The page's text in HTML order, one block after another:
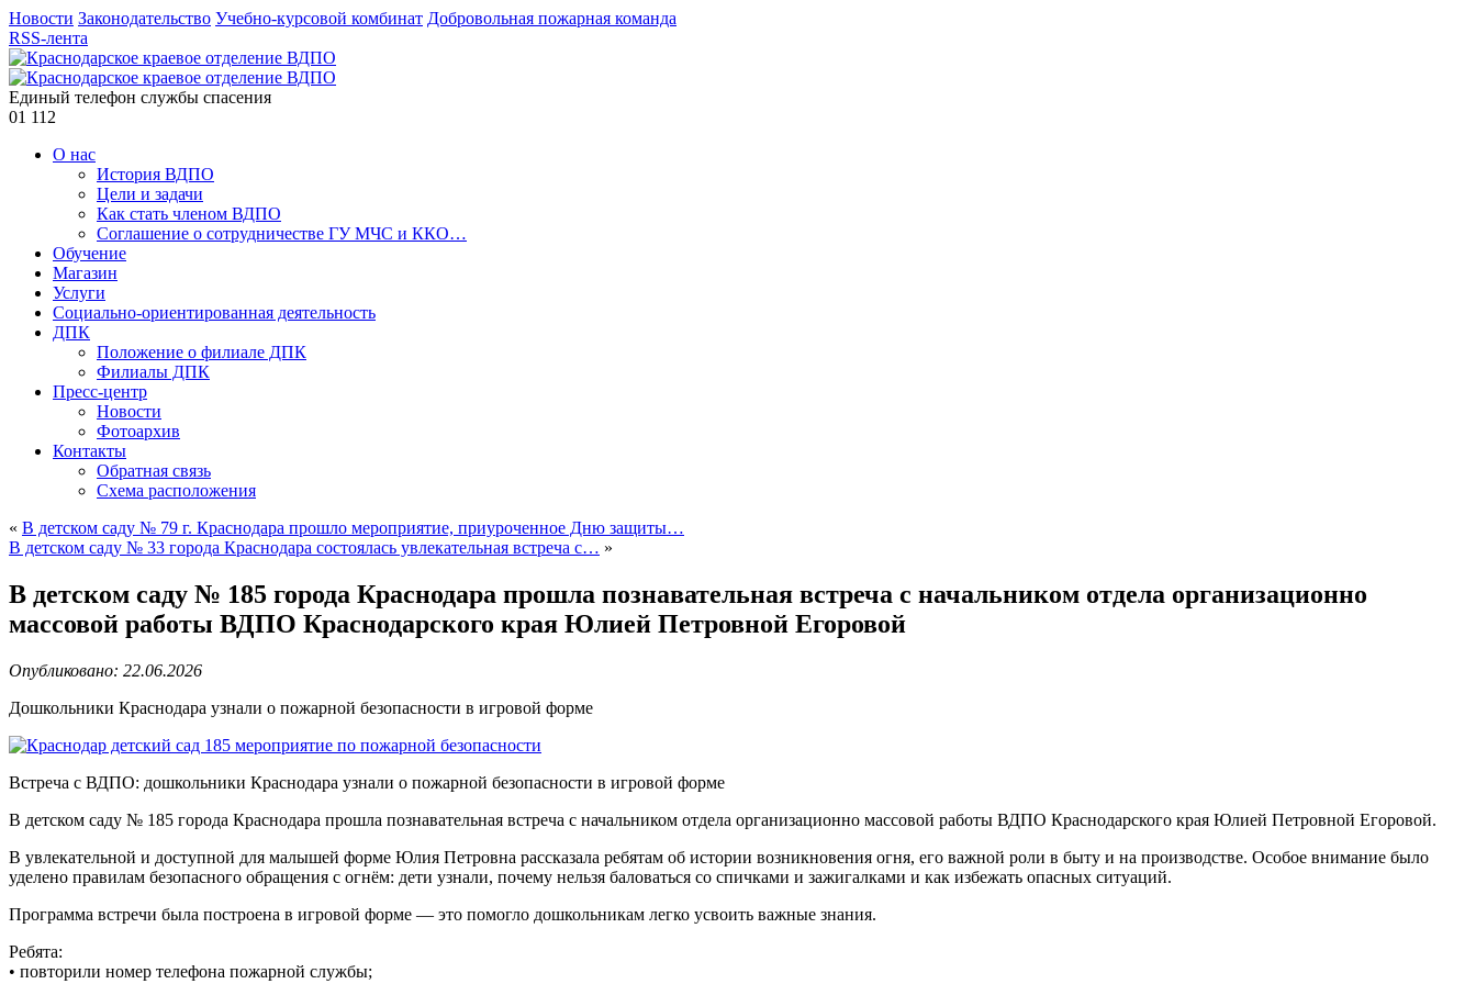
Новости Законодательство Учебно-курсовой комбинат Добровольная пожарная команда
RSS-лента
Единый телефон службы спасения
01 112
О нас
История ВДПО
Цели и задачи
Как стать членом ВДПО
Соглашение о сотрудничестве ГУ МЧС и ККО…
Обучение
Магазин
Услуги
Социально-ориентированная деятельность
ДПК
Положение о филиале ДПК
Филиалы ДПК
Пресс-центр
Новости
Фотоархив
Контакты
Обратная связь
Схема расположения
« В детском саду № 79 г. Краснодара прошло мероприятие, приуроченное Дню защиты…
В детском саду № 33 города Краснодара состоялась увлекательная встреча с… »
В детском саду № 185 города Краснодара прошла познавательная встреча с начальником отдела организационно
массовой работы ВДПО Краснодарского края Юлией Петровной Егоровой
Опубликовано: 22.06.2026
Дошкольники Краснодара узнали о пожарной безопасности в игровой форме
Встреча с ВДПО: дошкольники Краснодара узнали о пожарной безопасности в игровой форме
В детском саду № 185 города Краснодара прошла познавательная встреча с начальником отдела организационно массовой работы ВДПО Краснодарского края Юлией Петровной Егоровой.
В увлекательной и доступной для малышей форме Юлия Петровна рассказала ребятам об истории возникновения огня, его важной роли в быту и на производстве. Особое внимание было
уделено правилам безопасного обращения с огнём: дети узнали, почему нельзя баловаться со спичками и зажигалками и как избежать опасных ситуаций.
Программа встречи была построена в игровой форме — это помогло дошкольникам легко усвоить важные знания.
Ребята:
• повторили номер телефона пожарной службы;